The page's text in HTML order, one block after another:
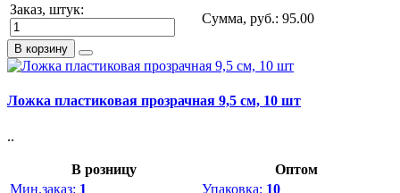
Заказ, штук:
Сумма, руб.: 95.00
В корзину
Ложка пластиковая прозрачная 9,5 см, 10 шт
..
В розницу
Оптом
Мин.заказ: 1
Упаковка: 10